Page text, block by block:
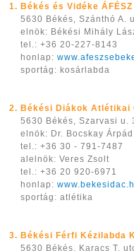
1. Békés és Vidéke
5630 Békés, Szánthó A.
elnök: Békési Mihály
tel.: +36 20-227-8143
honlap:
sportág: kosárlabda
2. Békési Diákok Atlétikai
5630 Békés, Szarvasi u.
elnök: Dr. Bocskay Árpád
tel.: +36 30 - 791-7487
alelnök: Veres Zsolt
tel.: +36 20 920-6971
honlap:
sportág: atlétika
3. Békési Férfi Kézilabda
5630 Békés, Karacs T.